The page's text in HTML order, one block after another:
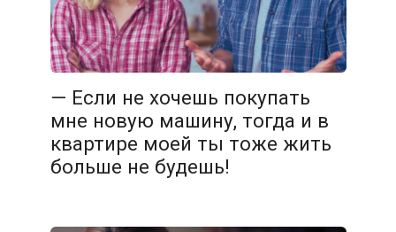
— Если не хочешь покупать
мне новую машину, тогда и в
квартире моей ты тоже жить
больше не будешь!